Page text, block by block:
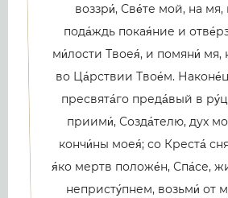
воззри́, Све́те мой, на мя,
пода́ждь покая́ние и
ми́лости Твоея́, и помяни́ мя,
во Ца́рствии Твое́м.
пресвята́го преда́вый в
приими́, Созда́телю, дух
кончи́ны моея́; со Креста́
я́ко мертв положе́н, Спа́се,
непристу́пнем, возьми́ от